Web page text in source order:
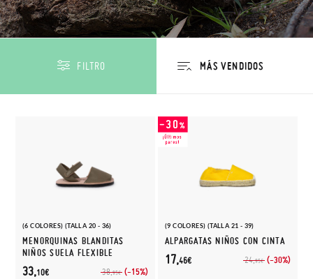
FILTRO
(6 COLORES) (TALLA 20 - 36)
MENORQUINAS BLANDITAS
NIÑOS SUELA FLEXIBLE
38,95€ (-15%)
33,10€
(9 COLORES) (TALLA 21 - 39)
ALPARGATAS NIÑOS CON CINTA
24,95€ (-30%)
17,46€